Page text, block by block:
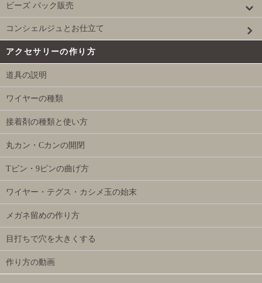
ビーズ パック販売
コンシェルジュとお仕立て
アクセサリーの作り方
道具の説明
ワイヤーの種類
接着剤の種類と使い方
丸カン・Cカンの開閉
Tピン・9ピンの曲げ方
ワイヤー・テグス・カシメ玉の始末
メガネ留めの作り方
目打ちで穴を大きくする
作り方の動画